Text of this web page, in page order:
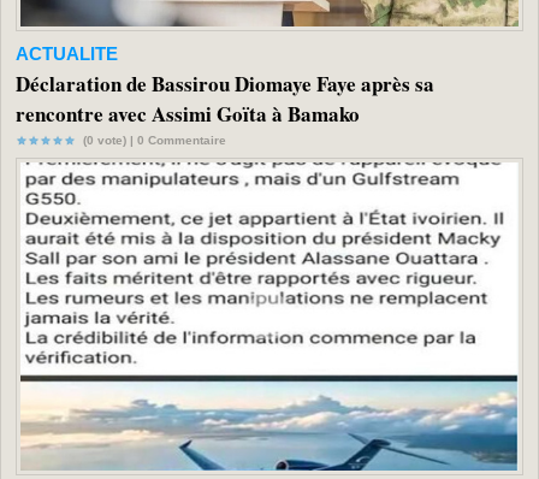
ACTUALITE
Déclaration de Bassirou Diomaye Faye après sa
rencontre avec Assimi Goïta à Bamako
(0 vote) | 0 Commentaire